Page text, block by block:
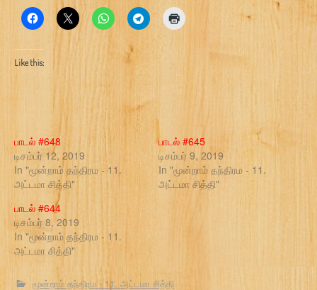
Like this:
பாடல் #648
டிசம்பர் 12, 2019
In "மூன்றாம் தந்திரம - 11.
அட்டமா சித்தி"
பாடல் #645
டிசம்பர் 9, 2019
In "மூன்றாம் தந்திரம - 11.
அட்டமா சித்தி"
பாடல் #644
டிசம்பர் 8, 2019
In "மூன்றாம் தந்திரம - 11.
அட்டமா சித்தி"
மூன்றாம் தந்திரம - 11. அட்டமா சித்தி